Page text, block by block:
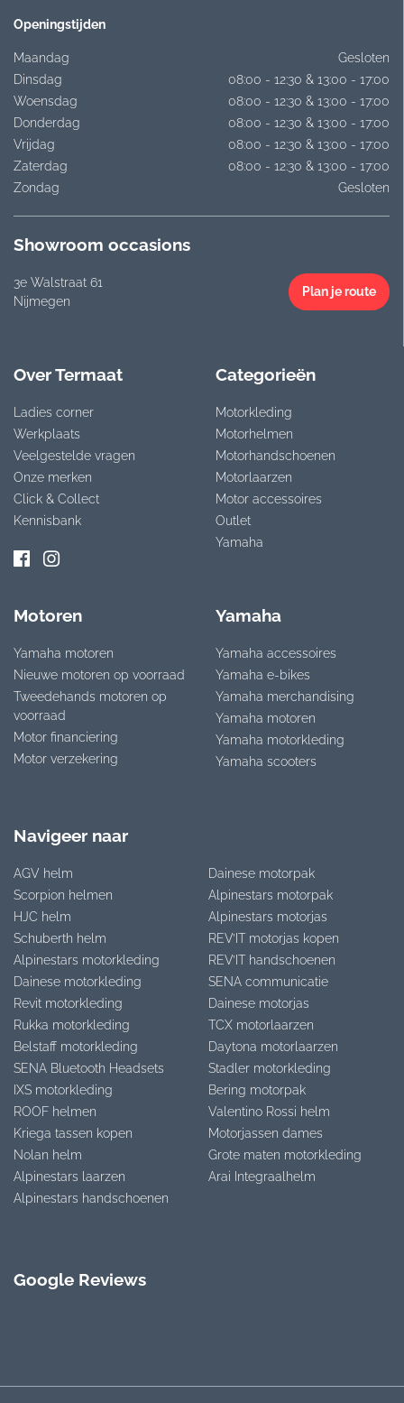
Openingstijden
Maandag
Gesloten
Dinsdag
08:00 - 12:30 & 13:00 - 17:00
Woensdag
08:00 - 12:30 & 13:00 - 17:00
Donderdag
08:00 - 12:30 & 13:00 - 17:00
Vrijdag
08:00 - 12:30 & 13:00 - 17:00
Zaterdag
08:00 - 12:30 & 13:00 - 17:00
Zondag
Gesloten
Showroom occasions
3e Walstraat 61
Nijmegen
Plan je route
Over Termaat
Ladies corner
Werkplaats
Veelgestelde vragen
Onze merken
Click & Collect
Kennisbank
Categorieën
Motorkleding
Motorhelmen
Motorhandschoenen
Motorlaarzen
Motor accessoires
Outlet
Yamaha
Motoren
Yamaha motoren
Nieuwe motoren op voorraad
Tweedehands motoren op
voorraad
Motor financiering
Motor verzekering
Yamaha
Yamaha accessoires
Yamaha e-bikes
Yamaha merchandising
Yamaha motoren
Yamaha motorkleding
Yamaha scooters
Navigeer naar
AGV helm
Scorpion helmen
HJC helm
Schuberth helm
Alpinestars motorkleding
Dainese motorkleding
Revit motorkleding
Rukka motorkleding
Belstaff motorkleding
SENA Bluetooth Headsets
IXS motorkleding
ROOF helmen
Kriega tassen kopen
Nolan helm
Alpinestars laarzen
Alpinestars handschoenen
Dainese motorpak
Alpinestars motorpak
Alpinestars motorjas
REV’IT motorjas kopen
REV’IT handschoenen
SENA communicatie
Dainese motorjas
TCX motorlaarzen
Daytona motorlaarzen
Stadler motorkleding
Bering motorpak
Valentino Rossi helm
Motorjassen dames
Grote maten motorkleding
Arai Integraalhelm
Google Reviews